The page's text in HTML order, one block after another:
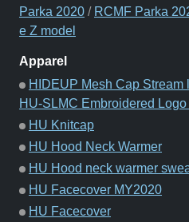
Parka 2020 / RCMF Parka
e Z model
Apparel
HIDEUP Mesh Cap Stream
HU-SLMC Embroidered
HU Knitcap
HU Hood Neck Warmer
HU Hood neck warmer
HU Facecover MY2020
HU Facecover